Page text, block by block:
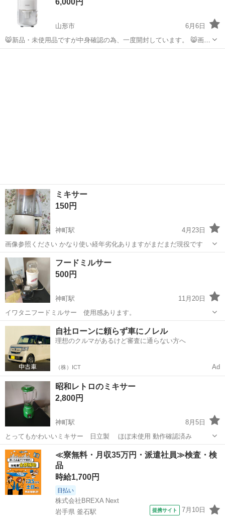
6,000円
山形市
6月6日
😸新品・未使用品ですが中身確認の為、一度開封しています。 😸画像
①はサンプル画像です。 ＜特長＞ ・食物繊維が増量｢新ファイバーカ
ミキサー
150円
神町駅
4月23日
画像参照ください かなり使い経年劣化ありますがまだまだ現役です
山形 東根市 神町駅 キッチン家電
フードミルサー
500円
神町駅
11月20日
イワタニフードミルサー 使用感あります。
山形 東根市 神町駅 キッチン家電
自社ローンに頼らず車にノレル
理想のクルマがあるけど審査に通らない方へ
（株）ICT Ad
昭和レトロのミキサー
2,800円
神町駅
8月5日
とってもかわいいミキサー 日立製 ほぼ未使用 動作確認済み
山形 東根市 神町駅 キッチン家電 ミキサー
≪寮無料・月収35万円・派遣社員≫検査・検
品
時給1,700円
日払い
株式会社BREXA Next
岩手県 釜石駅
提携サイト 7月10日